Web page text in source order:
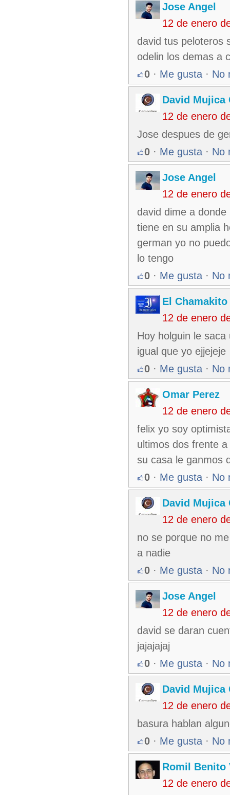
Jose Angel
12 de enero
david tus peloteros
odelin los demas a
0 · Me gusta · No
David Mujica
12 de enero
Jose despues de
0 · Me gusta · No
Jose Angel
12 de enero
david dime a
tiene en su amplia
german yo no
lo tengo
0 · Me gusta · No
El Chamakito
12 de enero
Hoy holguin le
igual que yo ejjejeje
0 · Me gusta · No
Omar Perez
12 de enero
felix yo soy
ultimos dos frente
su casa le ganmos
0 · Me gusta · No
David Mujica
12 de enero
no se porque no
a nadie
0 · Me gusta · No
Jose Angel
12 de enero
david se daran
jajajajaj
0 · Me gusta · No
David Mujica
12 de enero
basura hablan
0 · Me gusta · No
Romil Benito
12 de enero